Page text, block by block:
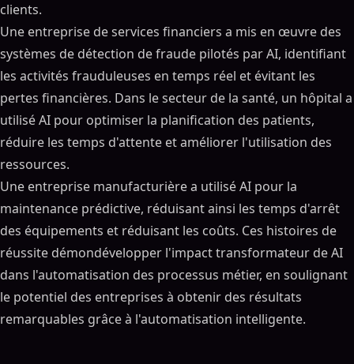
clients.
Une entreprise de services financiers a mis en œuvre des
systèmes de détection de fraude pilotés par AI, identifiant
les activités frauduleuses en temps réel et évitant les
pertes financières. Dans le secteur de la santé, un hôpital a
utilisé AI pour optimiser la planification des patients,
réduire les temps d'attente et améliorer l'utilisation des
ressources.
Une entreprise manufacturière a utilisé AI pour la
maintenance prédictive, réduisant ainsi les temps d'arrêt
des équipements et réduisant les coûts. Ces histoires de
réussite démondévelopper l'impact transformateur de AI
dans l'automatisation des processus métier, en soulignant
le potentiel des entreprises à obtenir des résultats
remarquables grâce à l'automatisation intelligente.